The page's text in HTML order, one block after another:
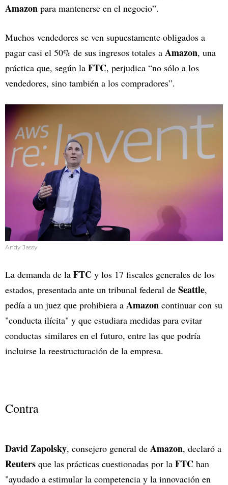
Amazon para mantenerse en el negocio”.
Muchos vendedores se ven supuestamente obligados a
pagar casi el 50% de sus ingresos totales a Amazon, una
práctica que, según la FTC, perjudica “no sólo a los
vendedores, sino también a los compradores”.
Andy Jassy
La demanda de la FTC y los 17 fiscales generales de los
estados, presentada ante un tribunal federal de Seattle,
pedía a un juez que prohibiera a Amazon continuar con su
"conducta ilícita" y que estudiara medidas para evitar
conductas similares en el futuro, entre las que podría
incluirse la reestructuración de la empresa.
Contra
David Zapolsky, consejero general de Amazon, declaró a
Reuters que las prácticas cuestionadas por la FTC han
"ayudado a estimular la competencia y la innovación en